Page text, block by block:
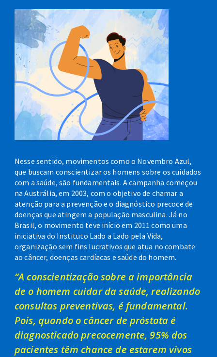
Nesse sentido, movimentos como o Novembro Azul,
que buscam conscientizar os homens sobre os cuidados
com a saúde, são fundamentais. A campanha começou
na Austrália, em 2003, com o objetivo de chamar a
atenção para a prevenção e o diagnóstico precoce de
doenças que atingem a população masculina. Já no
Brasil, o movimento teve início em 2011 como uma
iniciativa do Instituto Lado a Lado pela Vida,
organização sem fins lucrativos que atua no combate
ao câncer, doenças cardíacas e saúde do homem.
“A conscientização sobre a importância
de o homem cuidar da saúde, realizando
consultas preventivas, é fundamental.
Pois, quando o câncer de próstata é
diagnosticado precocemente, 95% dos
pacientes têm chance de estarem vivos